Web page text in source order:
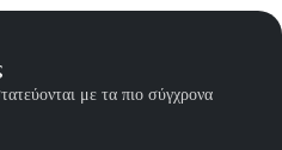
με τα πιο σύγχρονα